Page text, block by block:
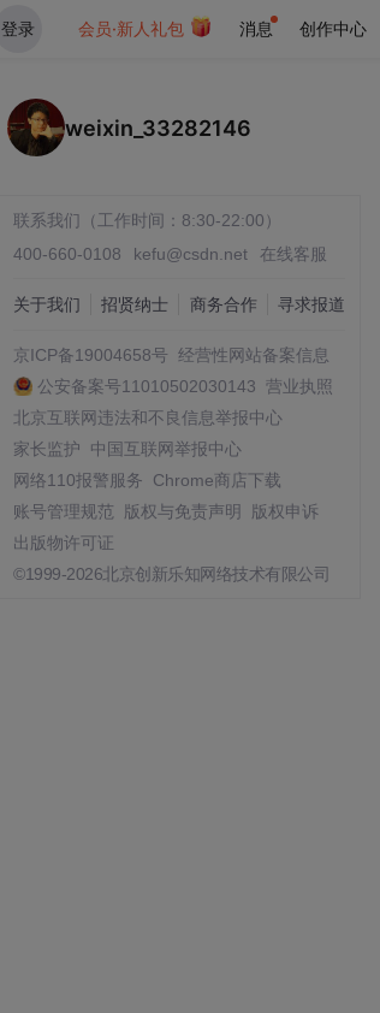
登录 会员·新人礼包 消息 创作中心
weixin_33282146
联系我们（工作时间：8:30-22:00）
400-660-0108
kefu@csdn.net 在线客服
关于我们 招贤纳士 商务合作 寻求报道
京ICP备19004658号 经营性网站备案信息
公安备案号11010502030143 营业执照
北京互联网违法和不良信息举报中心
家长监护
中国互联网举报中心
网络110报警服务
Chrome商店下载
账号管理规范
版权与免责声明
版权申诉
出版物许可证
©1999-2026北京创新乐知网络技术有限公司